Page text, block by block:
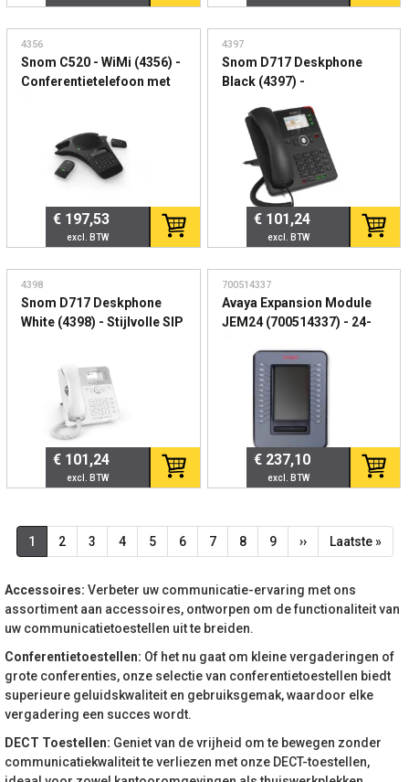
4356
Snom C520 - WiMi (4356) -
Conferentietelefoon met
vergaderruimtes
€ 197,53
4397
Snom D717 Deskphone
Black (4397) -
bureautelefoon met
kleurendisplay
€ 101,24
4398
Snom D717 Deskphone
White (4398) - Stijlvolle SIP
€ 101,24
700514337
Avaya Expansion Module
JEM24 (700514337) - 24-
voor Avaya
bureautelefoons
€ 237,10
Paginering
Huidige
pagina
1 Page
2 Page
3 Page
4 Page
5 Page
6 Page
7 Page
8 Page
9
Volgende
pagina
››
Laatste
pagina
Laatste »
Accessoires: Verbeter uw communicatie-ervaring met ons
assortiment aan accessoires, ontworpen om de functionaliteit van
uw communicatietoestellen uit te breiden.
Conferentietoestellen: Of het nu gaat om kleine vergaderingen of
grote conferenties, onze selectie van conferentietoestellen biedt
superieure geluidskwaliteit en gebruiksgemak, waardoor elke
vergadering een succes wordt.
DECT Toestellen: Geniet van de vrijheid om te bewegen zonder
communicatiekwaliteit te verliezen met onze DECT-toestellen,